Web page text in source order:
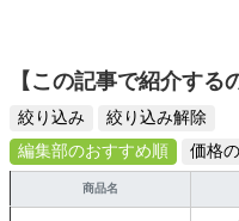
【この記事で紹介する
絞り込み
絞り込み解除
編集部のおすすめ順
価格
商品名